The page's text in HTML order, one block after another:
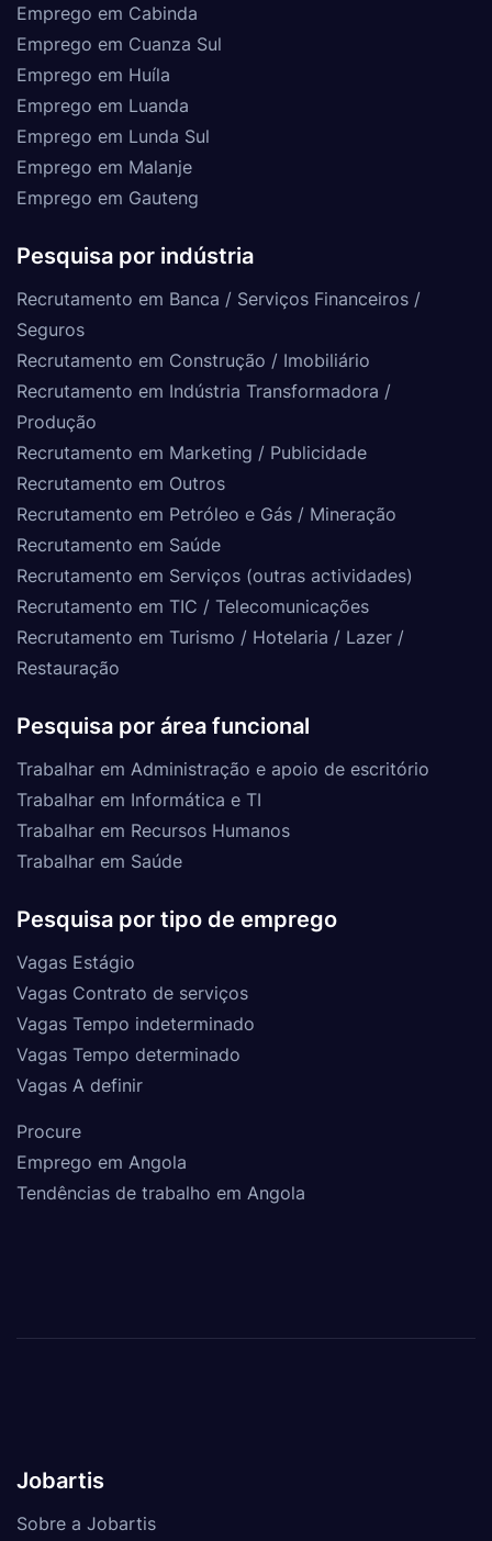
Emprego em Cabinda
Emprego em Cuanza Sul
Emprego em Huíla
Emprego em Luanda
Emprego em Lunda Sul
Emprego em Malanje
Emprego em Gauteng
Pesquisa por indústria
Recrutamento em Banca / Serviços Financeiros /
Seguros
Recrutamento em Construção / Imobiliário
Recrutamento em Indústria Transformadora /
Produção
Recrutamento em Marketing / Publicidade
Recrutamento em Outros
Recrutamento em Petróleo e Gás / Mineração
Recrutamento em Saúde
Recrutamento em Serviços (outras actividades)
Recrutamento em TIC / Telecomunicações
Recrutamento em Turismo / Hotelaria / Lazer /
Restauração
Pesquisa por área funcional
Trabalhar em Administração e apoio de escritório
Trabalhar em Informática e TI
Trabalhar em Recursos Humanos
Trabalhar em Saúde
Pesquisa por tipo de emprego
Vagas Estágio
Vagas Contrato de serviços
Vagas Tempo indeterminado
Vagas Tempo determinado
Vagas A definir
Procure
Emprego em Angola
Tendências de trabalho em Angola
Jobartis
Sobre a Jobartis